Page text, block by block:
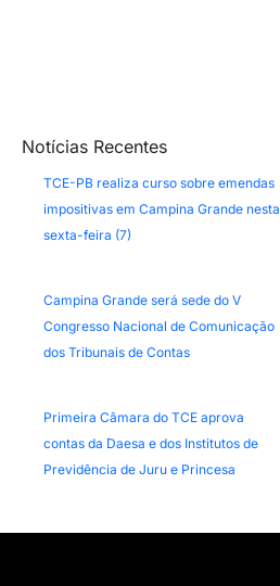
Notícias Recentes
TCE-PB realiza curso sobre emendas
impositivas em Campina Grande nesta
sexta-feira (7)
Campina Grande será sede do V
Congresso Nacional de Comunicação
dos Tribunais de Contas
Primeira Câmara do TCE aprova
contas da Daesa e dos Institutos de
Previdência de Juru e Princesa